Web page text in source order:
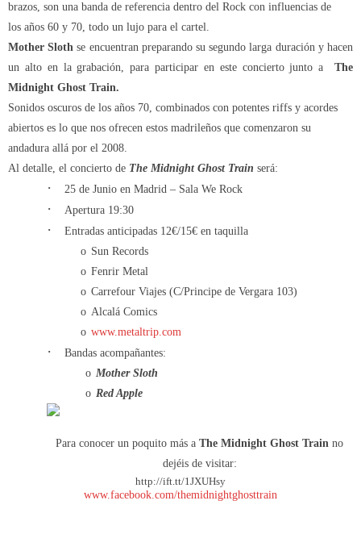
brazos, son una banda de referencia dentro del Rock con influencias de
los años 60 y 70, todo un lujo para el cartel.
Mother Sloth se encuentran preparando su segundo larga duración y hacen
un alto en la grabación, para participar en este concierto junto a The
Midnight Ghost Train.
Sonidos oscuros de los años 70, combinados con potentes riffs y acordes
abiertos es lo que nos ofrecen estos madrileños que comenzaron su
andadura allá por el 2008.
Al detalle, el concierto de The Midnight Ghost Train será:
· 25 de Junio en Madrid – Sala We Rock
· Apertura 19:30
·
Entradas anticipadas 12€/15€ en taquilla
o Sun Records
o Fenrir Metal
o Carrefour Viajes (C/Principe de Vergara 103)
o Alcalá Comics
o www.metaltrip.com
·
Bandas acompañantes:
o Mother Sloth
o Red Apple
Para conocer un poquito más a The Midnight Ghost Trainno
dejéis de visitar:
http://ift.tt/1JXUHsy
www.facebook.com/themidnightghosttrain